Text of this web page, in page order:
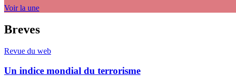
Voir la une
Breves
Revue du web
Un indice mondial du terrorisme